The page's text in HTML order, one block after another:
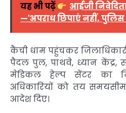
यह भी पढ़ें
आईजी
—'अपराध छिपाएं नहीं,
कैंची धाम पहुंचकर
पैदल पुल, पाथवे, ध्यान केंद्र,
मेडिकल हेल्प सेंटर का
अधिकारियों को तय
आदेश दिए।